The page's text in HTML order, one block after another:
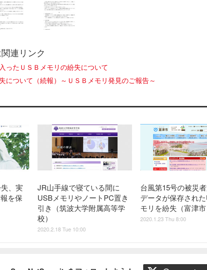
連リンク
ったＵＳＢメモリの紛失について
について（続報）～ＵＳＢメモリ発見のご報告～
、実
を保
JR山手線で寝ている間に
USBメモリやノートPC置き
引き（筑波大学附属高等学
校）
2020.2.18 Tue 10:00
台風第15号の被災
データが保存され
モリを紛失（富津市
2020.1.23 Thu 8:00